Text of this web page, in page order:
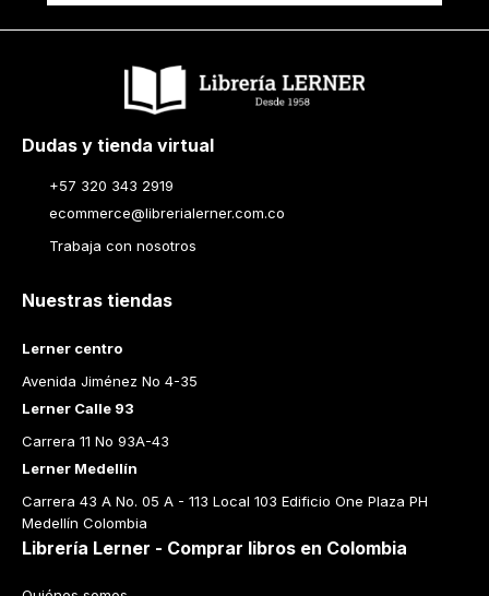
Dudas y tienda virtual
+57 320 343 2919
ecommerce@librerialerner.com.co
Trabaja con nosotros
Nuestras tiendas
Lerner centro
Avenida Jiménez No 4-35
Lerner Calle 93
Carrera 11 No 93A-43
Lerner Medellín
Carrera 43 A No. 05 A - 113 Local 103 Edificio One Plaza PH
Medellín Colombia
Librería Lerner - Comprar libros en Colombia